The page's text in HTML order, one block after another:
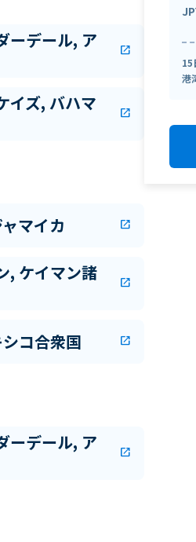
ーデール, ア
open_in_new
イズ, バハマ
open_in_new
マイカ open_in_new
, ケイマン諸
open_in_new
コ合衆国 open_in_new
ーデール, ア
open_in_new
15
港